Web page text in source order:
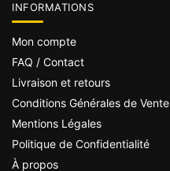
INFORMATIONS
Mon compte
FAQ / Contact
Livraison et retours
Conditions Générales de Vente
Mentions Légales
Politique de Confidentialité
À propos